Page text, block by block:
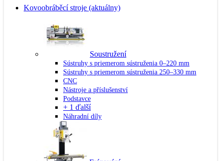
Kovoobráběcí stroje (aktuálny)
Soustružení
Sústruhy s priemerom sústruženia 0–220 mm
Sústruhy s priemerom sústruženia 250–330 mm
CNC
Nástroje a příslušenství
Podstavce
+ 1 ďalší
Náhradní díly